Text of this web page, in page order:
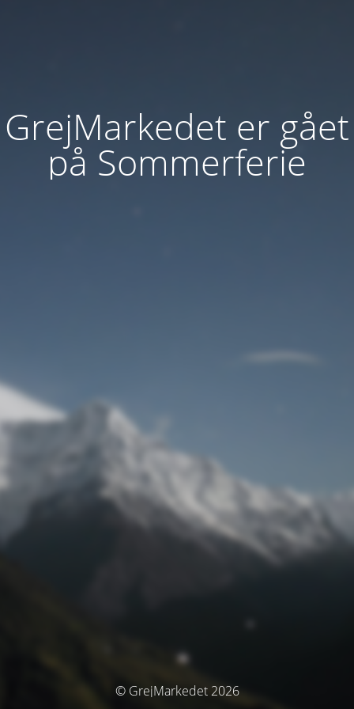
GrejMarkedet er gået
på Sommerferie
© GrejMarkedet 2026